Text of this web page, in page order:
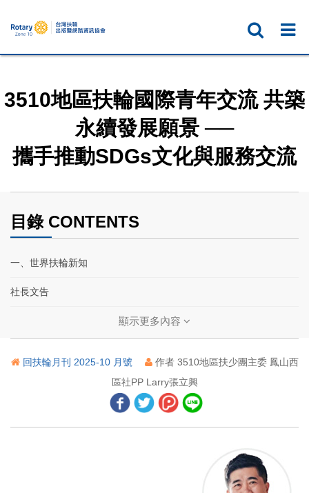
3510地區扶輪國際青年交流 共築
永續發展願景 ──
攜手推動SDGs文化與服務交流
目錄 CONTENTS
一、世界扶輪新知
社長文告
扶輪基金會保管委員會主席文告
2026年台北國際扶輪年會開放提案籌辦中文分組討論會
奧拉英卡．哈基姆．巴巴羅拉被選為2026-27年度國際扶輪社長
顯示更多內容
回扶輪月刊 2025-10 月號
作者 3510地區扶少團主委 鳳山西
區社PP Larry張立興